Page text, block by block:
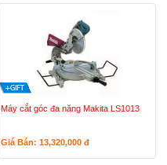
Máy cắt góc đa năng Makita LS1013
Giá Bán: 13,320,000 đ